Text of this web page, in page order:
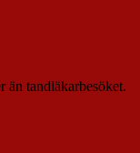
än tandläkarbesöket.